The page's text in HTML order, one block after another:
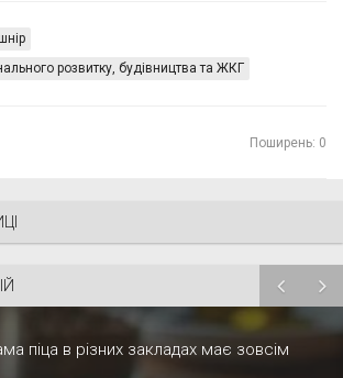
розвитку, будівництва та ЖКГ
Поширень: 0
піца в різних закладах має зовсім